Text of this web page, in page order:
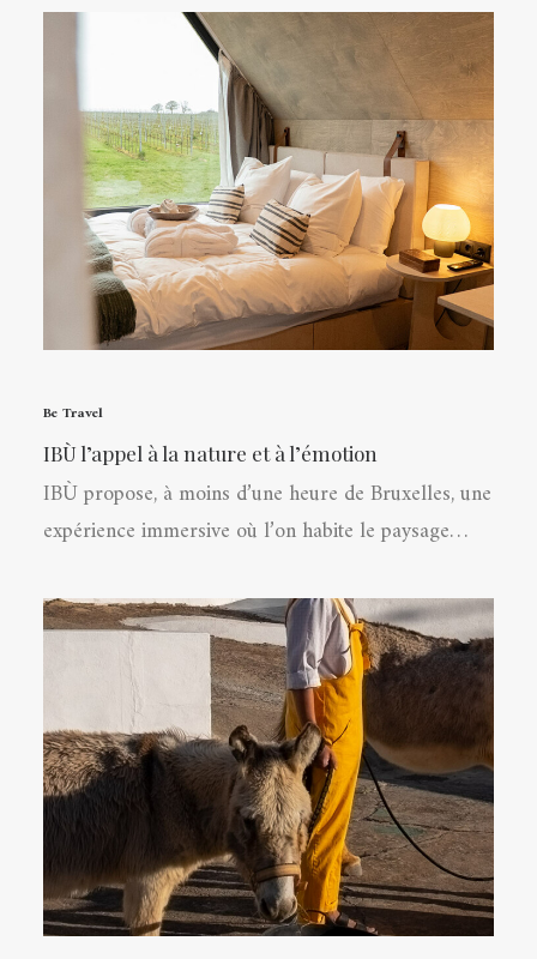
Be Travel
IBÙ l’appel à la nature et à l’émotion
IBÙ propose, à moins d’une heure de Bruxelles, une
expérience immersive où l’on habite le paysage…